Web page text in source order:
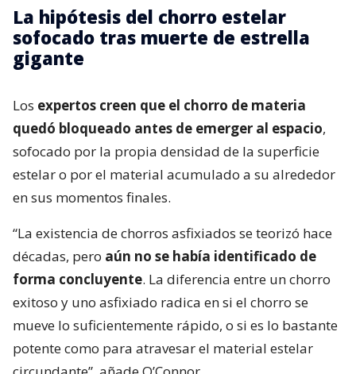
La hipótesis del chorro estelar
sofocado tras muerte de estrella
gigante
Los expertos creen que el chorro de materia
quedó bloqueado antes de emerger al espacio,
sofocado por la propia densidad de la superficie
estelar o por el material acumulado a su alrededor
en sus momentos finales.
“La existencia de chorros asfixiados se teorizó hace
décadas, pero aún no se había identificado de
forma concluyente. La diferencia entre un chorro
exitoso y uno asfixiado radica en si el chorro se
mueve lo suficientemente rápido, o si es lo bastante
potente como para atravesar el material estelar